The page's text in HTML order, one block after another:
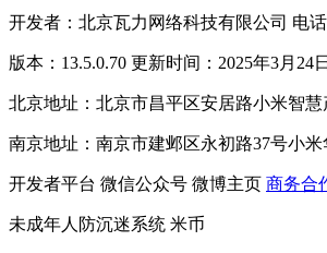
开发者：北京瓦力网络科技有限公司 电话
版本：13.5.0.70 更新时间：2025年3月24日
北京地址：北京市昌平区安居路小米智慧
南京地址：南京市建邺区永初路37号小米
开发者平台 微信公众号 微博主页 商务合
未成年人防沉迷系统 米币